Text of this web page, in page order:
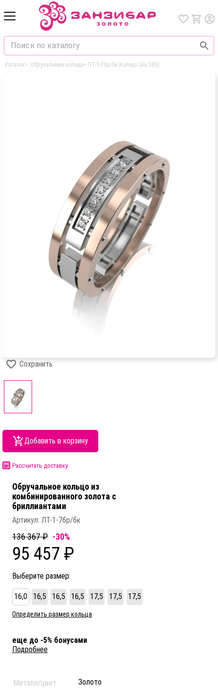
Каталог> Обручальные кольца> ЛТ-1-7бр/бк Кольцо (Au 585)
Сохранить
Добавить в корзину
Рассчитать доставку
Обручальное кольцо из
комбинированного золота c
бриллиантами
Артикул: ЛТ-1-7бр/бк
136 367 ₽ -30%
95 457 ₽
Выберите размер:
16,0 16,5 16,5 16,5 17,5 17,5 17,5
Определить размер кольца
еще до -5% бонусами
Подробнее
Металл/цвет
Золото